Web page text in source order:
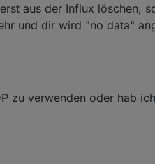
unter RAW aber dann
aus der Influx löschen,
und dir wird "no data"
zu verwenden oder hab